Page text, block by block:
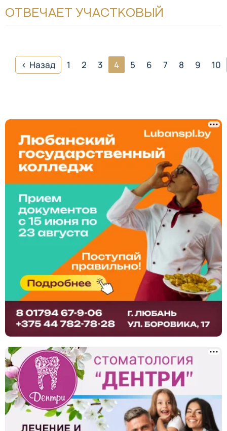
ОТВЕЧАЕТ УЧАСТКОВЫЙ
Назад 1 2 3 4 5 6 7 8 9 10